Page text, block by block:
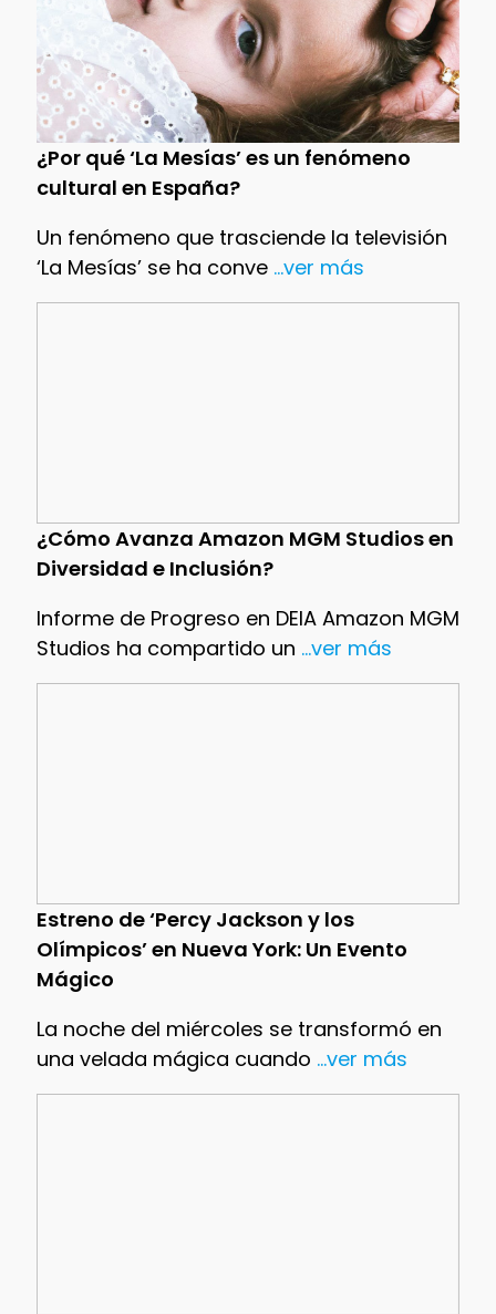
¿Por qué ‘La Mesías’ es un fenómeno
cultural en España?
Un fenómeno que trasciende la televisión
‘La Mesías’ se ha conve...ver más
¿Cómo Avanza Amazon MGM Studios en
Diversidad e Inclusión?
Informe de Progreso en DEIA Amazon MGM
Studios ha compartido un ...ver más
Estreno de ‘Percy Jackson y los
Olímpicos’ en Nueva York: Un Evento
Mágico
La noche del miércoles se transformó en
una velada mágica cuando ...ver más